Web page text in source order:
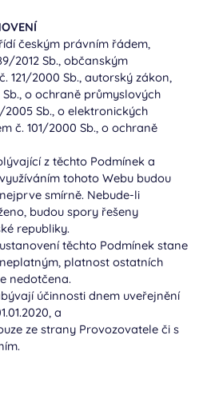
českým právním řádem,
2012 Sb., občanským
121/2000 Sb., autorský zákon,
o ochraně průmyslových
2005 Sb., o elektronických
č. 101/2000 Sb., o ochraně
z těchto Podmínek a
tohoto Webu budou
smírně. Nebude-li
budou spory řešeny
republiky.
těchto Podmínek stane
platnost ostatních
nedotčena.
účinnosti dnem uveřejnění
a
ze strany Provozovatele či s